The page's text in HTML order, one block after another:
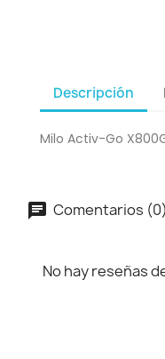
Descripción
Milo Activ-Go
Comentarios (0)
No hay reseñas